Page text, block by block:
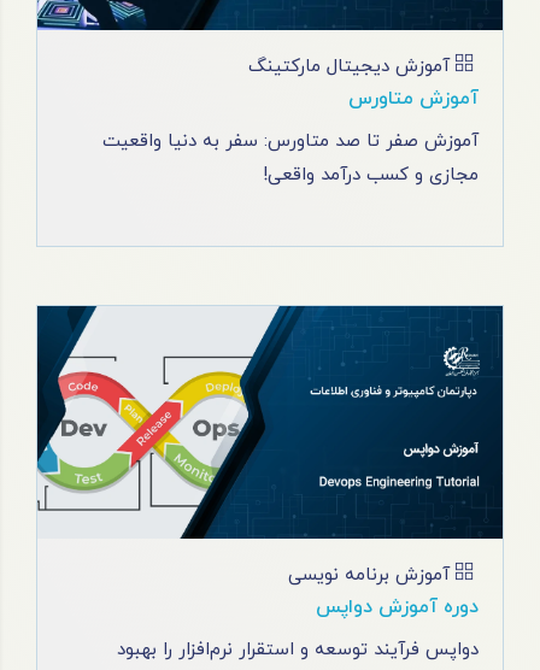
آموزش دیجیتال مارکتینگ
آموزش متاورس
آموزش صفر تا صد متاورس: سفر به دنیا واقعیت
مجازی و کسب درآمد واقعی!
آموزش برنامه نویسی
دوره آموزش دواپس
دواپس فرآیند توسعه و استقرار نرم‌افزار را بهبود